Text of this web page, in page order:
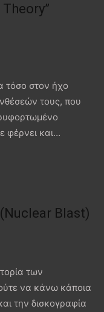
τόσο στον ήχο
τους, που
φέρνει και…
Blast)
των
να κάνω κάποια
την δισκογραφία